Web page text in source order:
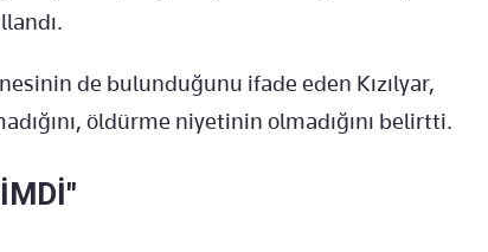
de bulunduğunu ifade eden Kızılyar,
öldürme niyetinin olmadığını belirtti.